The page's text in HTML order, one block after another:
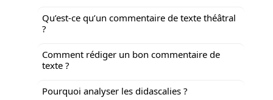
Qu’est-ce qu’un commentaire de texte théâtral
?
Comment rédiger un bon commentaire de
texte ?
Pourquoi analyser les didascalies ?